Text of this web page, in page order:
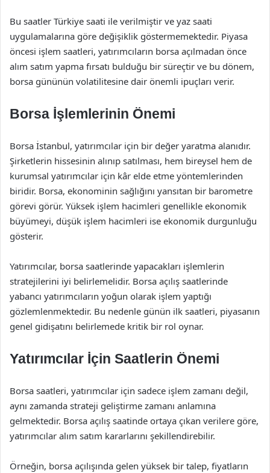
Bu saatler Türkiye saati ile verilmiştir ve yaz saati
uygulamalarına göre değişiklik göstermemektedir. Piyasa
öncesi işlem saatleri, yatırımcıların borsa açılmadan önce
alım satım yapma fırsatı bulduğu bir süreçtir ve bu dönem,
borsa gününün volatilitesine dair önemli ipuçları verir.
Borsa İşlemlerinin Önemi
Borsa İstanbul, yatırımcılar için bir değer yaratma alanıdır.
Şirketlerin hissesinin alınıp satılması, hem bireysel hem de
kurumsal yatırımcılar için kâr elde etme yöntemlerinden
biridir. Borsa, ekonominin sağlığını yansıtan bir barometre
görevi görür. Yüksek işlem hacimleri genellikle ekonomik
büyümeyi, düşük işlem hacimleri ise ekonomik durgunluğu
gösterir.
Yatırımcılar, borsa saatlerinde yapacakları işlemlerin
stratejilerini iyi belirlemelidir. Borsa açılış saatlerinde
yabancı yatırımcıların yoğun olarak işlem yaptığı
gözlemlenmektedir. Bu nedenle günün ilk saatleri, piyasanın
genel gidişatını belirlemede kritik bir rol oynar.
Yatırımcılar İçin Saatlerin Önemi
Borsa saatleri, yatırımcılar için sadece işlem zamanı değil,
aynı zamanda strateji geliştirme zamanı anlamına
gelmektedir. Borsa açılış saatinde ortaya çıkan verilere göre,
yatırımcılar alım satım kararlarını şekillendirebilir.
Örneğin, borsa açılışında gelen yüksek bir talep, fiyatların